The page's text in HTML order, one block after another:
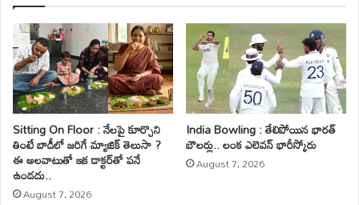
Sitting On Floor : నేలపై కూర్చొని
తింటే బాడీలో జరిగే మ్యాజిక్ తెలుసా ?
ఈ అలవాటుతో ఇక డాక్టర్‌తో పనే
ఉండదు..
August 7, 2026
India Bowling : తేలిపోయిన భారత్
బౌలర్లు.. లంక ఎలెవన్ భారీస్కోరు
August 7, 2026